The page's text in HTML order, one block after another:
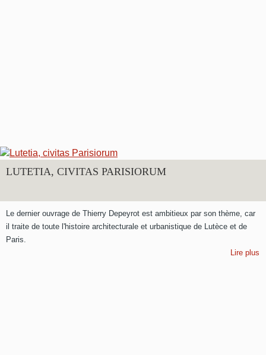
LUTETIA, CIVITAS PARISIORUM
Le dernier ouvrage de Thierry Depeyrot est ambitieux par son thème, car
il traite de toute l'histoire architecturale et urbanistique de Lutèce et de
Paris.
Lire plus